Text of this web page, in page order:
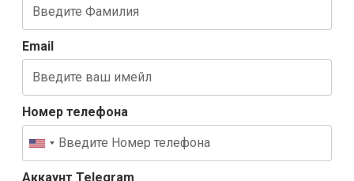
Email
Номер телефона
Аккаунт Telegram